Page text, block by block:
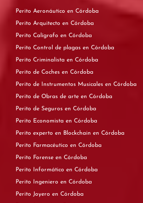
Perito Aeronáutico en Córdoba
Perito Arquitecto en Córdoba
Perito Calígrafo en Córdoba
Perito Control de plagas en Córdoba
Perito Criminalista en Córdoba
Perito de Coches en Córdoba
Perito de Instrumentos Musicales en Córdoba
Perito de Obras de arte en Córdoba
Perito de Seguros en Córdoba
Perito Economista en Córdoba
Perito experto en Blockchain en Córdoba
Perito Farmacéutico en Córdoba
Perito Forense en Córdoba
Perito Informático en Córdoba
Perito Ingeniero en Córdoba
Perito Joyero en Córdoba